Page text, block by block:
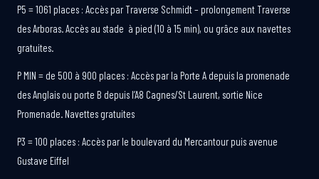
P5 = 1061 places : Accès par Traverse Schmidt – prolongement Traverse
des Arboras. Accès au stade à pied (10 à 15 min), ou grâce aux navettes
gratuites.
P MIN = de 500 à 900 places : Accès par la Porte A depuis la promenade
des Anglais ou porte B depuis l’A8 Cagnes/St Laurent, sortie Nice
Promenade. Navettes gratuites
P3 = 100 places : Accès par le boulevard du Mercantour puis avenue
Gustave Eiffel